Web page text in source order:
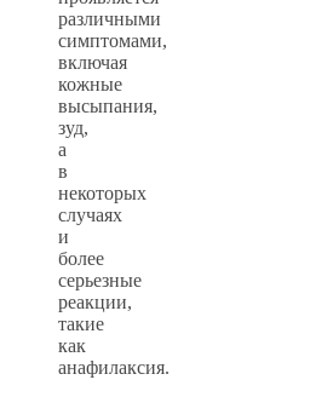
различными
симптомами,
включая
кожные
высыпания,
зуд,
а
в
некоторых
случаях
и
более
серьезные
реакции,
такие
как
анафилаксия.